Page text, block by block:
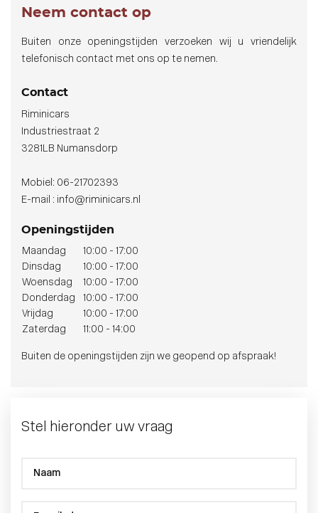
Neem contact op
Buiten onze openingstijden verzoeken wij u vriendelijk
telefonisch contact met ons op te nemen.
Contact
Riminicars
Industriestraat 2
3281LB Numansdorp
Mobiel: 06-21702393
E-mail : info@riminicars.nl
Openingstijden
Maandag
10:00 - 17:00
Dinsdag
10:00 - 17:00
Woensdag
10:00 - 17:00
Donderdag
10:00 - 17:00
Vrijdag
10:00 - 17:00
Zaterdag
11:00 - 14:00
Buiten de openingstijden zijn we geopend op afspraak!
Stel hieronder uw vraag